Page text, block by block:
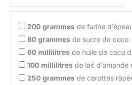
200 grammes de farine
80 grammes de sucre de coco
60 millilitres de huile de coco
100 millilitres de lait d’amande
250 grammes de carottes